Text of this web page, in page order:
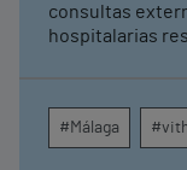
consultas
hospitalarias
provincia
quirúrgicas
#Málaga